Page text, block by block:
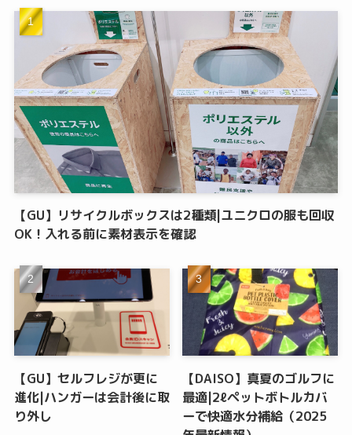
【GU】リサイクルボックスは2種類|ユニクロの服も回収
OK！入れる前に素材表示を確認
【GU】セルフレジが更に
進化|ハンガーは会計後に取
り外し
【DAISO】真夏のゴルフに
最適|2ℓペットボトルカバ
ーで快適水分補給（2025